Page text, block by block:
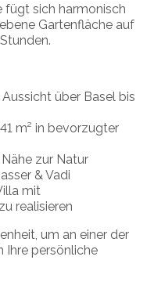
fügt sich harmonisch
Gartenfläche auf
über Basel bis
m² in bevorzugter
zur Natur
& Vadi
mit
realisieren
um an einer der
Ihre persönliche